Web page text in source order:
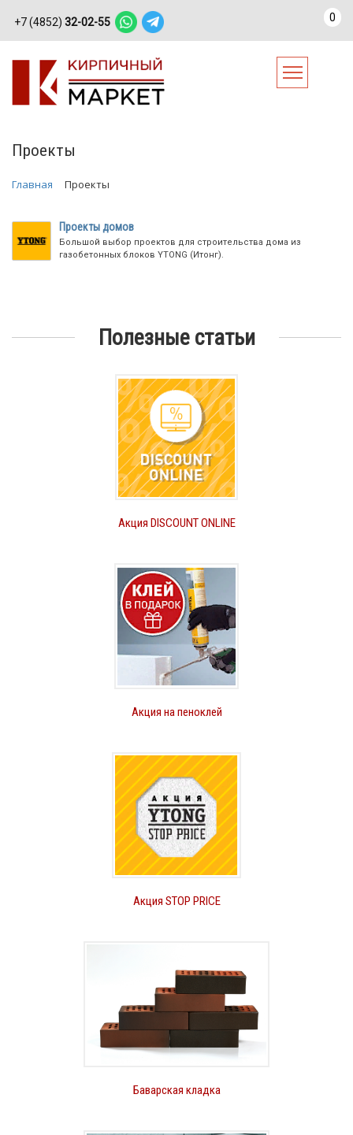
+7 (4852) 32-02-55 0
Проекты
Главная Проекты
Проекты домов
Большой выбор проектов для строительства дома из
газобетонных блоков YTONG (Итонг).
Полезные статьи
Акция DISCOUNT ONLINE
Акция на пеноклей
Акция STOP PRICE
Баварская кладка